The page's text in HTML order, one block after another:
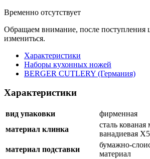
Временно отсутствует
Обращаем внимание, после поступления
измениться.
Характеристики
Наборы кухонных ножей
BERGER CUTLERY (Германия)
Характеристики
вид упаковки
фирменная
материал клинка
сталь
ванадиевая
материал подставки
бумажно-
материал